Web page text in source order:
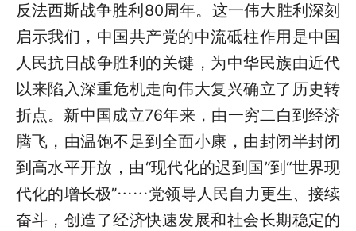
反法西斯战争胜利80周年。这一伟大胜利深刻
启示我们，中国共产党的中流砥柱作用是中国
人民抗日战争胜利的关键，为中华民族由近代
以来陷入深重危机走向伟大复兴确立了历史转
折点。新中国成立76年来，由一穷二白到经济
腾飞，由温饱不足到全面小康，由封闭半封闭
到高水平开放，由“现代化的迟到国”到“世界现
代化的增长极”……党领导人民自力更生、接续
奋斗，创造了经济快速发展和社会长期稳定的